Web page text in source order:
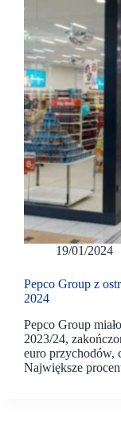
19/01/2024
Pepco Group z
2024
Pepco Group
2023/24,
euro przychodów,
Największe